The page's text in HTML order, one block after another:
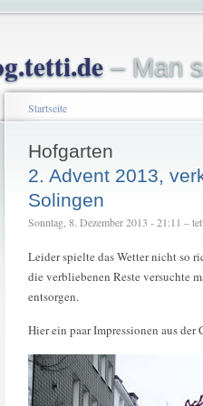
– Man
Startseite
Hofgarten
2. Advent 2013,
Solingen
Sonntag, 8. Dezember 2013 - 21:11 –
Leider spielte das Wetter nicht so
die verbliebenen Reste versuchte
entsorgen.
Hier ein paar Impressionen aus der